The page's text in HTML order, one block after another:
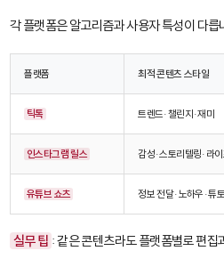
각 플랫폼은 알고리즘과 사용자 특성이 다릅
플랫폼 최적 콘텐츠 스타일
틱톡 트렌드·챌린지·재미
인스타그램 릴스 감성·스토리텔링·라
유튜브 쇼츠 정보 전달·노하우·튜
실무 팁 : 같은 콘텐츠라도 플랫폼별로 편집